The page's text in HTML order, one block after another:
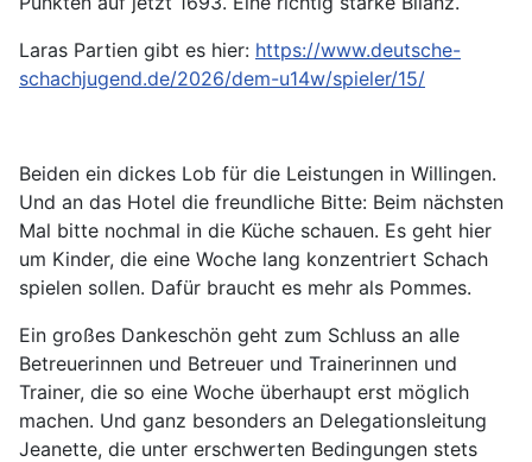
Laras Partien gibt es hier: https://www.deutsche-
schachjugend.de/2026/dem-u14w/spieler/15/
Beiden ein dickes Lob für die Leistungen in Willingen.
Und an das Hotel die freundliche Bitte: Beim nächsten
Mal bitte nochmal in die Küche schauen. Es geht hier
um Kinder, die eine Woche lang konzentriert Schach
spielen sollen. Dafür braucht es mehr als Pommes.
Ein großes Dankeschön geht zum Schluss an alle
Betreuerinnen und Betreuer und Trainerinnen und
Trainer, die so eine Woche überhaupt erst möglich
machen. Und ganz besonders an Delegationsleitung
Jeanette, die unter erschwerten Bedingungen stets